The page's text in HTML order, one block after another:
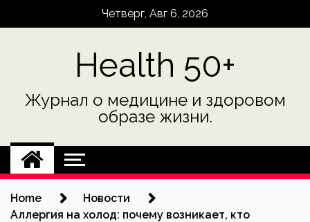
Четверг, Авг 6, 2026
Health 50+
Журнал о медицине и здоровом
образе жизни.
Home
Новости
Аллергия на холод: почему возникает, кто